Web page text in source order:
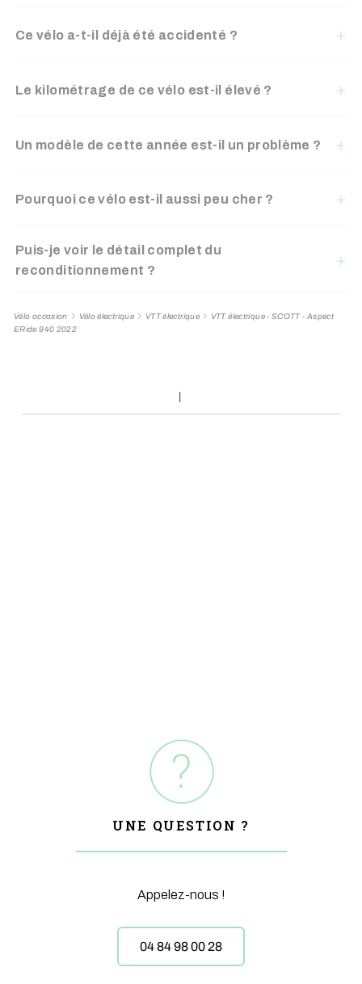
Ce vélo a-t-il déjà été accidenté ?
Le kilométrage de ce vélo est-il élevé ?
Un modèle de cette année est-il un problème ?
Pourquoi ce vélo est-il aussi peu cher ?
Puis-je voir le détail complet du
reconditionnement ?
Vélo occasion Vélo électrique VTT électrique
VTT électrique - SCOTT - Aspect
ERide 940 2022
UNE QUESTION ?
Appelez-nous !
04 84 98 00 28